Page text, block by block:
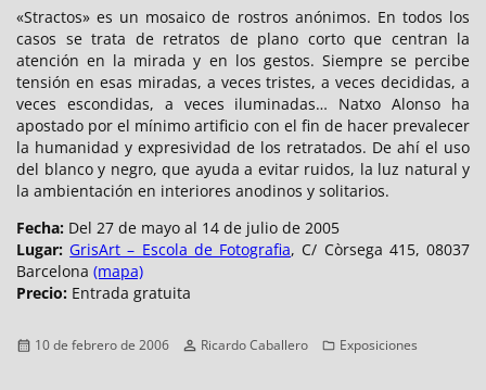
«Stractos» es un mosaico de rostros anónimos. En todos los
casos se trata de retratos de plano corto que centran la
atención en la mirada y en los gestos. Siempre se percibe
tensión en esas miradas, a veces tristes, a veces decididas, a
veces escondidas, a veces iluminadas… Natxo Alonso ha
apostado por el mínimo artificio con el fin de hacer prevalecer
la humanidad y expresividad de los retratados. De ahí el uso
del blanco y negro, que ayuda a evitar ruidos, la luz natural y
la ambientación en interiores anodinos y solitarios.
Fecha: Del 27 de mayo al 14 de julio de 2005
Lugar: GrisArt – Escola de Fotografia, C/ Còrsega 415, 08037
Barcelona (mapa)
Precio: Entrada gratuita
Publicado
10 de febrero de 2006 Autor
Ricardo Caballero Categorías
Exposiciones